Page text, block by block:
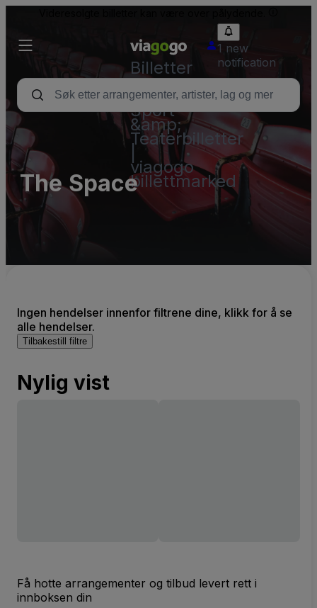
Billetter
–
Konsert,
Sport
&amp;
Teaterbilletter
viagogo
billettmarked
1 new
notification
The Space
Ingen hendelser innenfor filtrene dine, klikk for å se
alle hendelser.
Tilbakestill filtre
Nylig vist
Få hotte arrangementer og tilbud levert rett i
innboksen din